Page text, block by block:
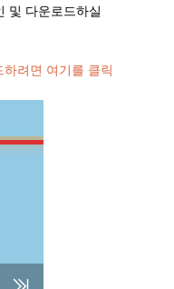
및 다운로드하실
려면 여기를 클릭